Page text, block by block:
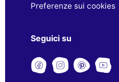
Preferenze sui cookies
Seguici su